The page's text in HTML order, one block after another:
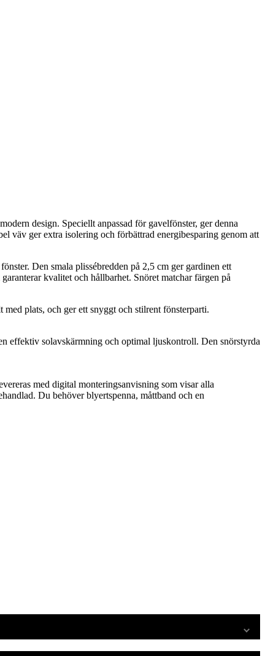
design. Speciellt anpassad för gavelfönster, ger denna
väv ger extra isolering och förbättrad energibesparing genom att
Den smala plissébredden på 2,5 cm ger gardinen ett
kvalitet och hållbarhet. Snöret matchar färgen på
plats, och ger ett snyggt och stilrent fönsterparti.
effektiv solavskärmning och optimal ljuskontroll. Den snörstyrda
med digital monteringsanvisning som visar alla
Du behöver blyertspenna, måttband och en